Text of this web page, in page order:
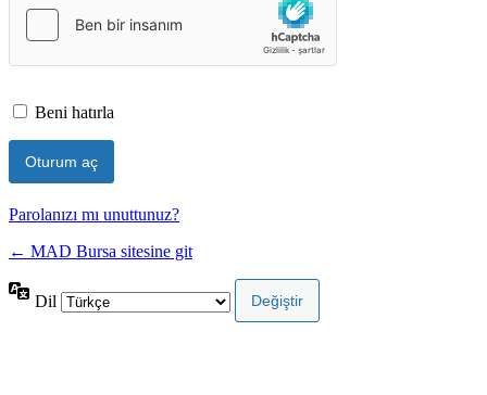
Beni hatırla
Parolanızı mı unuttunuz?
← MAD Bursa sitesine git
Dil